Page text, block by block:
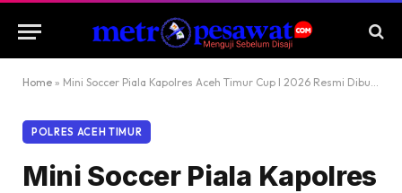
Home » Mini Soccer Piala Kapolres Aceh Timur Cup I 2026 Resmi Dibuka, 13 Tim Berlaga Semarakkan Hari Bhayangkara Ke-80
POLRES ACEH TIMUR
Mini Soccer Piala Kapolres